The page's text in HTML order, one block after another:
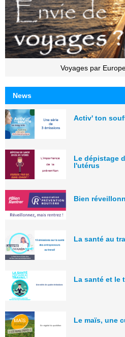
Voyages par
News
Activ' ton
Le dépistage
l'utérus
Bien
La santé au
La santé et le
Le maïs, une